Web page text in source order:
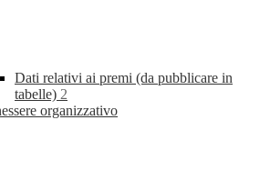
Dati relativi ai premi (da pubblicare in
tabelle) 2
organizzativo